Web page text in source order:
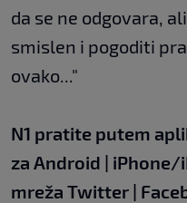
da se ne odgovara,
smislen i pogoditi
ovako..."
N1 pratite putem
za Android | iPhone/
mreža Twitter |